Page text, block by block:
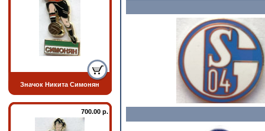
Значок Никита Симонян
700.00 р.